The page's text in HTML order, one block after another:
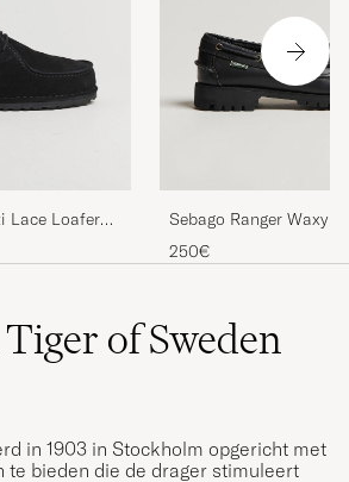
Lace Loafer
Sebago Ranger Waxy
Loafer Total Black
250€
of Sweden
in 1903 in Stockholm opgericht met
te bieden die de drager stimuleert